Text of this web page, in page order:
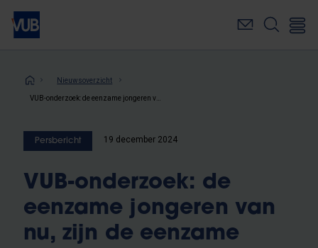
Overslaan
naar
inhoudKruimelpad
Nieuwsoverzicht
Persbericht 19 december 2024
VUB-onderzoek: de
eenzame jongeren van
nu, zijn de eenzame